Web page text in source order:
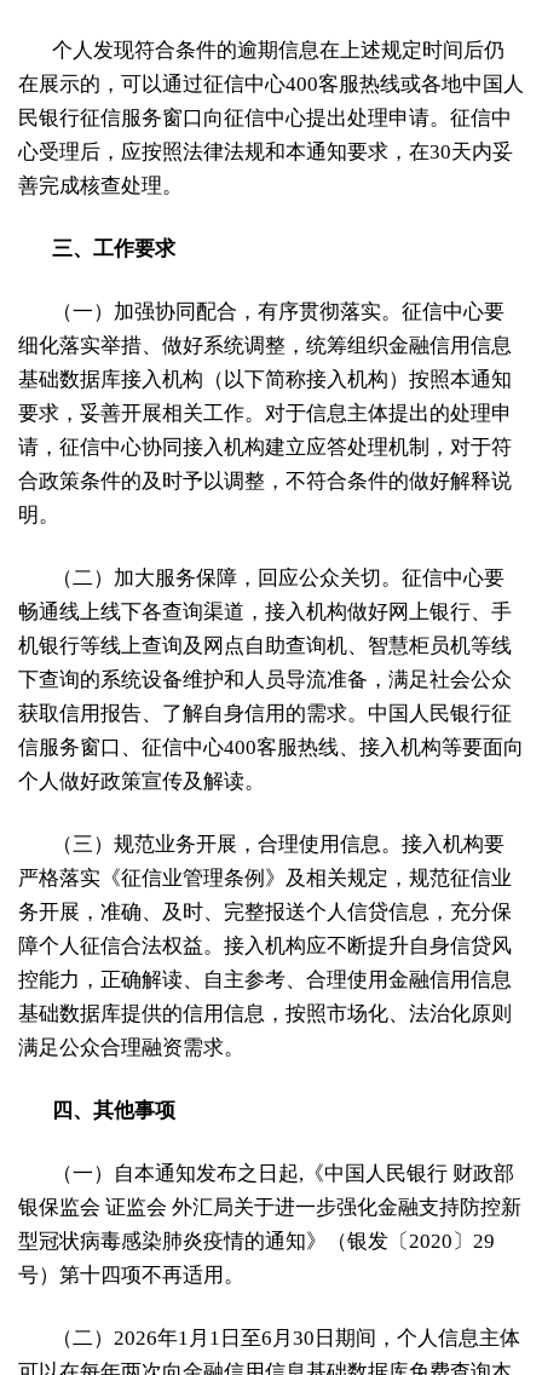
个人发现符合条件的逾期信息在上述规定时间后仍
在展示的，可以通过征信中心400客服热线或各地中国人
民银行征信服务窗口向征信中心提出处理申请。征信中
心受理后，应按照法律法规和本通知要求，在30天内妥
善完成核查处理。
三、工作要求
（一）加强协同配合，有序贯彻落实。征信中心要
细化落实举措、做好系统调整，统筹组织金融信用信息
基础数据库接入机构（以下简称接入机构）按照本通知
要求，妥善开展相关工作。对于信息主体提出的处理申
请，征信中心协同接入机构建立应答处理机制，对于符
合政策条件的及时予以调整，不符合条件的做好解释说
明。
（二）加大服务保障，回应公众关切。征信中心要
畅通线上线下各查询渠道，接入机构做好网上银行、手
机银行等线上查询及网点自助查询机、智慧柜员机等线
下查询的系统设备维护和人员导流准备，满足社会公众
获取信用报告、了解自身信用的需求。中国人民银行征
信服务窗口、征信中心400客服热线、接入机构等要面向
个人做好政策宣传及解读。
（三）规范业务开展，合理使用信息。接入机构要
严格落实《征信业管理条例》及相关规定，规范征信业
务开展，准确、及时、完整报送个人信贷信息，充分保
障个人征信合法权益。接入机构应不断提升自身信贷风
控能力，正确解读、自主参考、合理使用金融信用信息
基础数据库提供的信用信息，按照市场化、法治化原则
满足公众合理融资需求。
四、其他事项
（一）自本通知发布之日起,《中国人民银行 财政部
银保监会 证监会 外汇局关于进一步强化金融支持防控新
型冠状病毒感染肺炎疫情的通知》（银发〔2020〕29
号）第十四项不再适用。
（二）2026年1月1日至6月30日期间，个人信息主体